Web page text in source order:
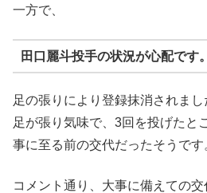
一方で、
田口麗斗投手の状況が心配です。
足の張りにより登録抹消されま
足が張り気味で、3回を投げたと
事に至る前の交代だったそうです
コメント通り、大事に備えての